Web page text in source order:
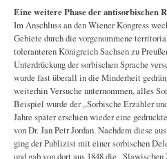
Eine weitere Phase der antisorbischen
Im Anschluss an den Wiener Kongress
Gebiete durch die vorgenommene
toleranteren Königreich Sachsen zu
Unterdrückung der sorbischen Sprache
wurde fast überall in die Minderheit
weiterhin Versuche unternommen, alles
Beispiel wurde der „Sorbische Erzähler
Jahre später erschien wieder eine
von Dr. Jan Petr Jordan. Nachdem diese
ging der Publizist mit einer sorbischen